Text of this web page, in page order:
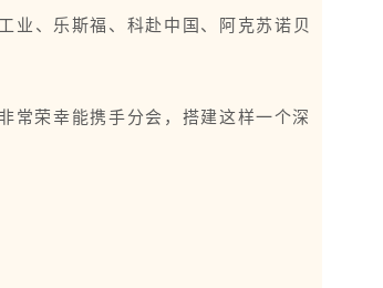
业、乐斯福、科赴中国、阿克苏诺贝
荣幸能携手分会，搭建这样一个深